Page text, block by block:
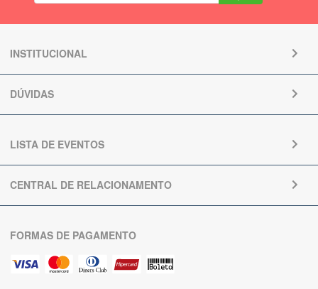
INSTITUCIONAL
DÚVIDAS
LISTA DE EVENTOS
CENTRAL DE RELACIONAMENTO
FORMAS DE PAGAMENTO